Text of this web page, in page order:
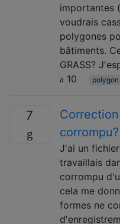
importantes
voudrais
polygones
bâtiments.
GRASS?
10
polygon
7
corrompu?
J'ai un
travaillais
corrompu
cela me
formes ne